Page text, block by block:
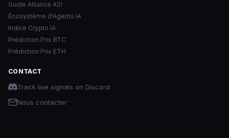
Guide Alliance ASI
Écosystème d'Agents IA
Indice Crypto IA
Prédiction Prix BTC
Prédiction Prix ETH
CONTACT
Track live signals on Discord
Nous contacter